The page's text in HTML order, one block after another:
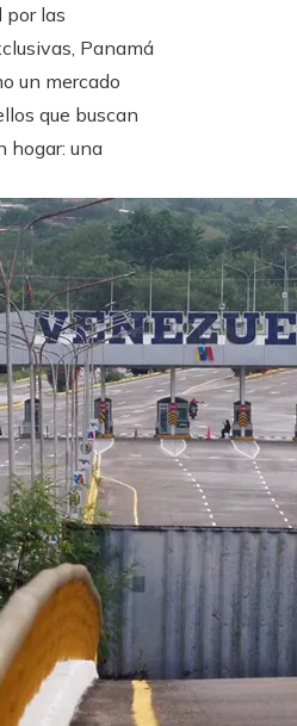
por las
Panamá
un mercado
que buscan
hogar: una